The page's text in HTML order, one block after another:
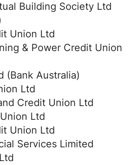
Building Society Ltd
Union Ltd
& Power Credit Union
(Bank Australia)
Ltd
Credit Union Ltd
Ltd
Union Ltd
Services Limited